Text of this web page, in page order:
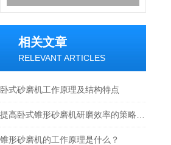
相关文章
RELEVANT ARTICLES
卧式砂磨机工作原理及结构特点
锥形砂磨机的工作原理是什么？